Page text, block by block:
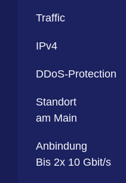
Traffic
IPv4
DDoS-Protection
Standort
am Main
Anbindung
Bis 2x 10 Gbit/s